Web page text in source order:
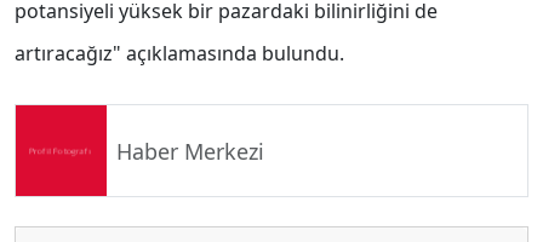
potansiyeli yüksek bir pazardaki bilinirliğini de
artıracağız" açıklamasında bulundu.
Haber Merkezi